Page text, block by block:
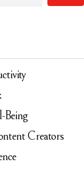
Being
Creators